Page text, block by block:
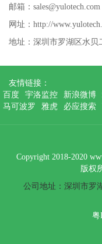
邮箱：sales@yulotech.com
网址：http://
地址：深圳市罗湖区水贝
友情链接：
百度
宇洛监控 新浪微博
马可波罗
雅虎 必应搜索
Copyright 2018-2020
版权
公司地址：深圳市罗
粤